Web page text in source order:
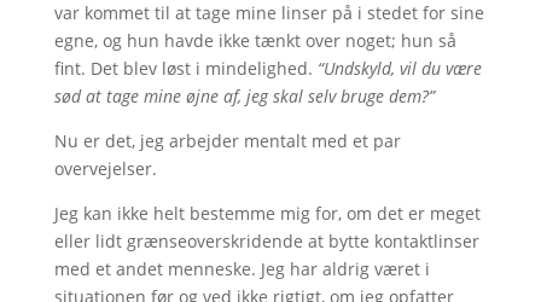
var kommet til at tage mine linser på i stedet for sine
egne, og hun havde ikke tænkt over noget; hun så
fint. Det blev løst i mindelighed. “Undskyld, vil du være
sød at tage mine øjne af, jeg skal selv bruge dem?”
Nu er det, jeg arbejder mentalt med et par
overvejelser.
Jeg kan ikke helt bestemme mig for, om det er meget
eller lidt grænseoverskridende at bytte kontaktlinser
med et andet menneske. Jeg har aldrig været i
situationen før og ved ikke rigtigt, om jeg opfatter